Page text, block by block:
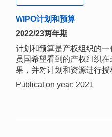
WIPO计划和预算
2022/23两年期
计划和预算是产权组织的
员国希望看到的产权组织
果，并对计划和资源进行授
Publication year: 2021